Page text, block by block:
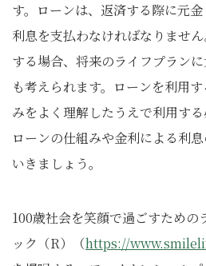
す。ローンは、返済する際に元
利息を支払わなければなりませ
する場合、将来のライフプラン
も考えられます。ローンを利用
みをよく理解したうえで利用す
ローンの仕組みや金利による利
いきましょう。
100歳社会を笑顔で過ごすための
ック（R）（https://